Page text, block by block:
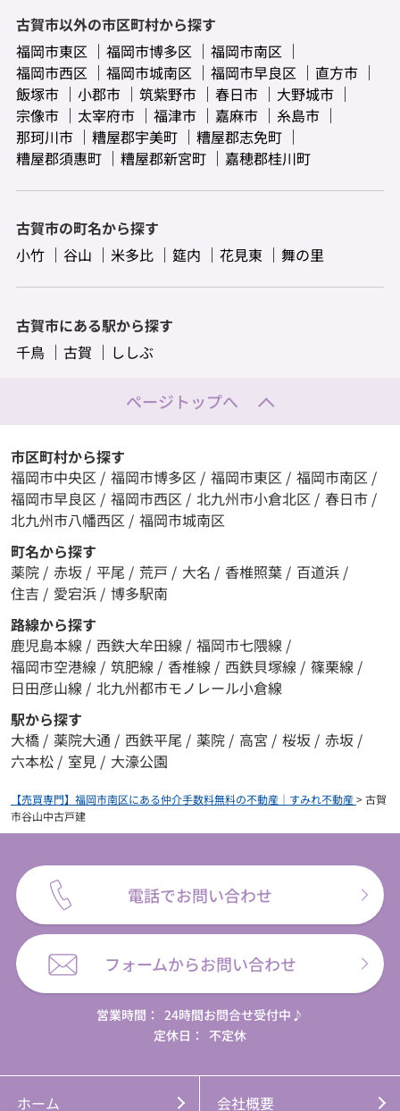
古賀市以外の市区町村から探す
福岡市東区
福岡市博多区
福岡市南区
福岡市西区
福岡市城南区 福岡市早良区
直方市
飯塚市
小郡市 筑紫野市 春日市
大野城市
宗像市
太宰府市 福津市 嘉麻市
糸島市
那珂川市
糟屋郡宇美町
糟屋郡志免町
糟屋郡須惠町
糟屋郡新宮町 嘉穂郡桂川町
古賀市の町名から探す
小竹
谷山 米多比 筵内 花見東 舞の里
古賀市にある駅から探す
千鳥
古賀 ししぶ
ページトップへ
市区町村から探す
福岡市中央区 / 福岡市博多区 / 福岡市東区 / 福岡市南区 /
福岡市早良区 / 福岡市西区 / 北九州市小倉北区 / 春日市 /
北九州市八幡西区 / 福岡市城南区
町名から探す
薬院 / 赤坂 / 平尾 / 荒戸 / 大名 / 香椎照葉 / 百道浜 /
住吉 / 愛宕浜 / 博多駅南
路線から探す
鹿児島本線 / 西鉄大牟田線 / 福岡市七隈線 /
福岡市空港線 / 筑肥線 / 香椎線 / 西鉄貝塚線 / 篠栗線 /
日田彦山線 / 北九州都市モノレール小倉線
駅から探す
大橋 / 薬院大通 / 西鉄平尾 / 薬院 / 高宮 / 桜坂 / 赤坂 /
六本松 / 室見 / 大濠公園
【売買専門】福岡市南区にある仲介手数料無料の不動産｜すみれ不動産>古賀
市谷山中古戸建
電話でお問い合わせ
フォームからお問い合わせ
営業時間：
24時間お問合せ受付中♪
定休日：
不定休
ホーム 会社概要